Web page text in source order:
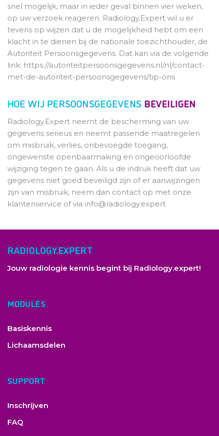
snel mogelijk, maar in ieder geval binnen vier weken,
op uw verzoek reageren. Radiology.Expert wil u er
tevens op wijzen dat u de mogelijkheid hebt om een
klacht in te dienen bij de nationale toezichthouder, de
Autoriteit Persoonsgegevens. Dat kan via de volgende
link: https://autoriteitpersoonsgegevens.nl/nl/contact-
met-de-autoriteit-persoonsgegevens/tip-ons
HOE WIJ PERSOONSGEGEVENS BEVEILIGEN
Radiology.Expert neemt de bescherming van uw
gegevens serieus en neemt passende maatregelen
om misbruik, verlies, onbevoegde toegang,
ongewenste openbaarmaking en ongeoorloofde
wijziging tegen te gaan. Als u de indruk heeft dat uw
gegevens niet goed beveiligd zijn of er aanwijzingen
zijn van misbruik, neem dan contact op met onze
klantenservice of via info@radiology.expert
RADIOLOGY.EXPERT
Jouw radiologie kennis begint bij Radiology.expert!
MODULES
Basiskennis
Lichaamsdelen
SUPPORT
Inschrijven
FAQ